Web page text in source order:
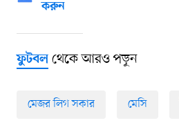
করুন
ফুটবলথেকে আরও পড়ুন
মেজর লিগ সকার মেসি